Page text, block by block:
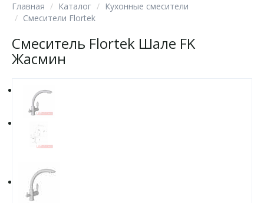
Главная Каталог
Кухонные смесители
Смесители Flortek
Смеситель Flortek Шале FK
Жасмин